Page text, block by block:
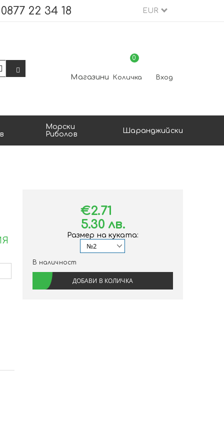
0877 22 34 18 EUR
Магазини Количка
0
Вход
Морски
Риболов
Шаранджийски
€2.71
5.30 лв.
Размер на куката:
В наличност